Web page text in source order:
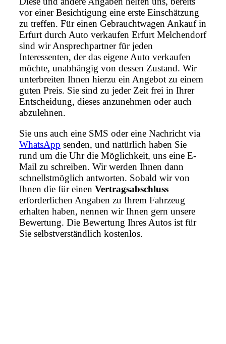
vor einer Besichtigung eine erste Einschätzung
zu treffen. Für einen Gebrauchtwagen Ankauf in
Erfurt durch Auto verkaufen Erfurt Melchendorf
sind wir Ansprechpartner für jeden
Interessenten, der das eigene Auto verkaufen
möchte, unabhängig von dessen Zustand. Wir
unterbreiten Ihnen hierzu ein Angebot zu einem
guten Preis. Sie sind zu jeder Zeit frei in Ihrer
Entscheidung, dieses anzunehmen oder auch
abzulehnen.
Sie uns auch eine SMS oder eine Nachricht via
WhatsApp senden, und natürlich haben Sie
rund um die Uhr die Möglichkeit, uns eine E-
Mail zu schreiben. Wir werden Ihnen dann
schnellstmöglich antworten. Sobald wir von
Ihnen die für einen Vertragsabschluss
erforderlichen Angaben zu Ihrem Fahrzeug
erhalten haben, nennen wir Ihnen gern unsere
Bewertung. Die Bewertung Ihres Autos ist für
Sie selbstverständlich kostenlos.